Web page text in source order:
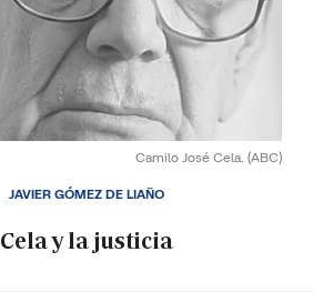
Camilo José Cela. (ABC)
Cela y la justicia
JAVIER GÓMEZ DE LIAÑO